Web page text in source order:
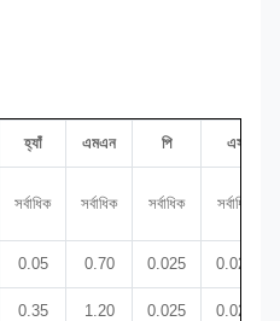
হ্যাঁ এমএন পি এস
সর্বাধিক সর্বাধিক সর্বাধিক সর্বাধিক
0.05 0.70 0.025 0.025
0.35 1.20 0.025 0.025